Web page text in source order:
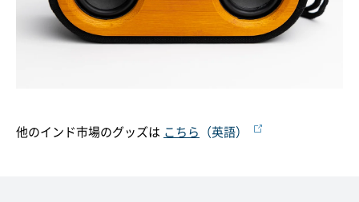
他のインド市場のグッズは こちら （英語）